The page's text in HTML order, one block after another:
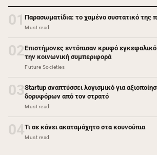
01 Παρασωματίδια: το χαμένο συστατικό της
Must read
02Επιστήμονες εντόπισαν κρυφό
την κοινωνική συμπεριφορά
Future Societies
03Startup αναπτύσσει λογισμικό για
δορυφόρων από τον στρατό
Must read
04Τι σε κάνει ακαταμάχητο στα κουνούπια
Must read